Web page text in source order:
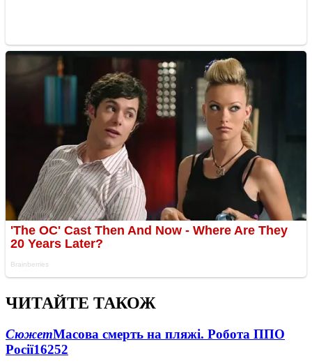
ЧИТАЙТЕ ТАКОЖ
СюжетМасова смерть на пляжі. Робота ППО
Росії16252